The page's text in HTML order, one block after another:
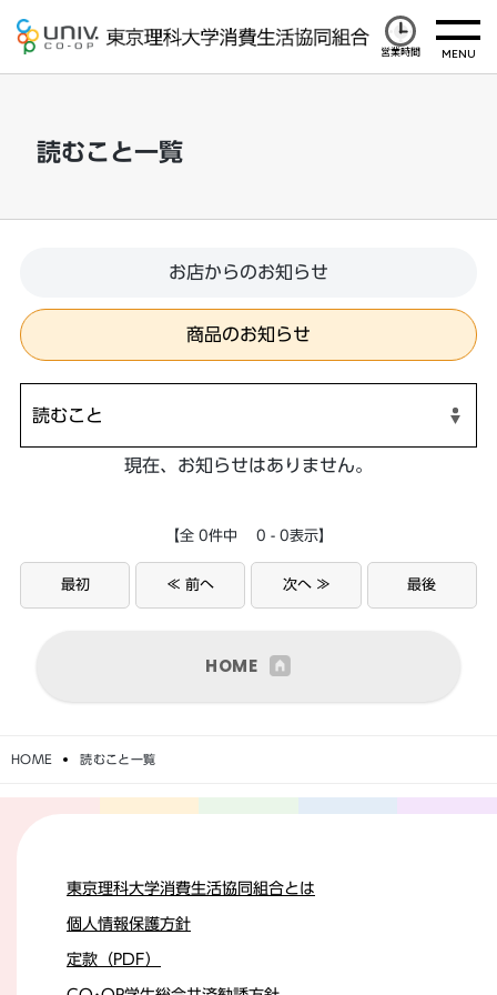
営業時間
読むこと一覧
お店からのお知らせ
商品のお知らせ
現在、お知らせはありません。
【全 0件中 0 - 0表示】
最初 ≪ 前へ 次へ ≫ 最後
HOME
HOME 読むこと一覧
東京理科大学消費生活協同組合とは
個人情報保護方針
定款（PDF）